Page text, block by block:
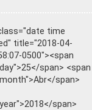
time
title="2018-04-
0500"><span
span> <span
span>
span>